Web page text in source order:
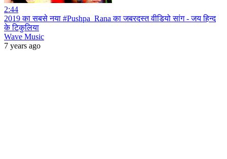
2:44
2019 का सबसे नया #Pushpa_Rana का जबरदस्त वीडियो सांग - जय हिन्द
के टिकुलिया
Wave Music
7 years ago